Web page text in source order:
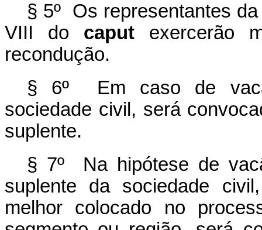
§ 5º Os representantes
VIII do caputexercerão
recondução.
§ 6º Em caso de
sociedade civil, será
suplente.
§ 7º Na hipótese de
suplente da sociedade
melhor colocado no